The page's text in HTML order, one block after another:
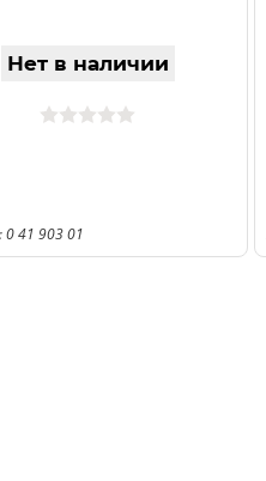
Нет в наличии
0 41 903 01